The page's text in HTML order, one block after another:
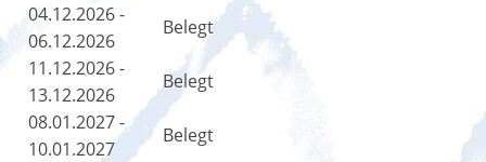
04.12.2026 -
06.12.2026
Belegt
11.12.2026 -
13.12.2026
Belegt
08.01.2027 -
10.01.2027
Belegt